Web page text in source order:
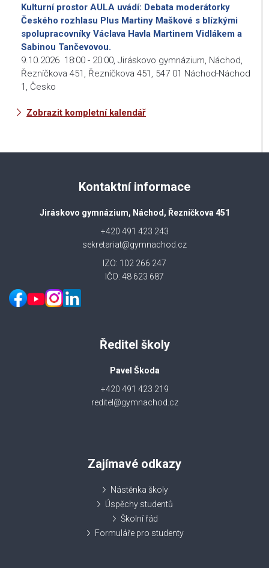
Kulturní prostor AULA uvádí: Debata moderátorky
Českého rozhlasu Plus Martiny Maškové s blízkými
spolupracovníky Václava Havla Martinem Vidlákem a
Sabinou Tančevovou.
9.10.2026 18:00 - 20:00 Jiráskovo gymnázium, Náchod,
Řezníčkova 451, Řezníčkova 451, 547 01 Náchod-Náchod
1, Česko
Zobrazit kompletní kalendář
Kontaktní informace
Jiráskovo gymnázium, Náchod, Řezníčkova 451
+420 491 423 243
sekretariat@gymnachod.cz
IZO: 102 266 247
IČO: 48 623 687
Ředitel školy
Pavel Škoda
+420 491 423 219
reditel@gymnachod.cz
Zajímavé odkazy
Nástěnka školy
Úspěchy studentů
Školní řád
Formuláře pro studenty